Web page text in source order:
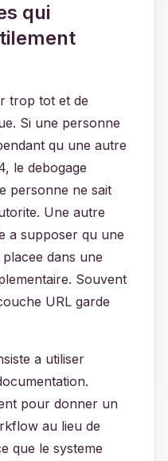
qui
trop tot et de
Si une personne
qu une autre
le debogage
personne ne sait
Une autre
a supposer qu une
dans une
Souvent
URL garde
a utiliser
pour donner un
au lieu de
que le systeme